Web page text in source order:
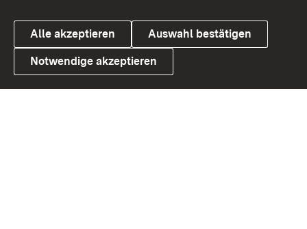
Link zum Landesportal
Alle akzeptieren Auswahl bestätigen
Notwendige akzeptieren